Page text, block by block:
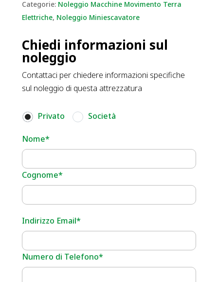
Categorie: Noleggio Macchine Movimento Terra
Elettriche, Noleggio Miniescavatore
Chiedi informazioni sul
noleggio
Contattaci per chiedere informazioni specifiche
sul noleggio di questa attrezzatura
Privato Società
Nome*
Cognome*
Indirizzo Email*
Numero di Telefono*